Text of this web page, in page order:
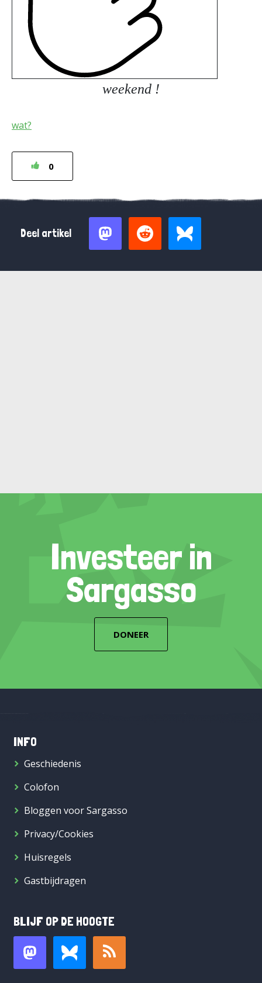
weekend !
wat?
0
Deel artikel
Investeer in
Sargasso
DONEER
INFO
Geschiedenis
Colofon
Bloggen voor Sargasso
Privacy/Cookies
Huisregels
Gastbijdragen
BLIJF OP DE HOOGTE